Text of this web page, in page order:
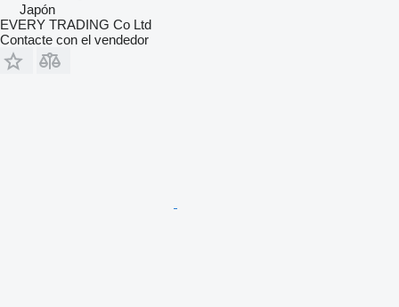
Japón
EVERY TRADING Co Ltd
Contacte con el vendedor